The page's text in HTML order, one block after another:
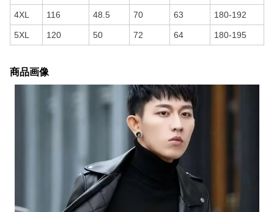
4XL 116 48.5 70 63 180-192
5XL 120 50 72 64 180-195
商品画像